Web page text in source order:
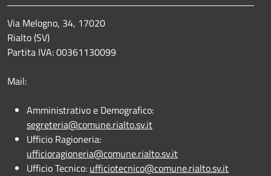
Via Melogno, 34, 17020
Rialto (SV)
Partita IVA: 00361130099
Mail:
Amministrativo e Demografico:
segreteria@comune.rialto.sv.it
Ufficio Ragioneria:
ufficioragioneria@comune.rialto.sv.it
Ufficio Tecnico: ufficiotecnico@comune.rialto.sv.it